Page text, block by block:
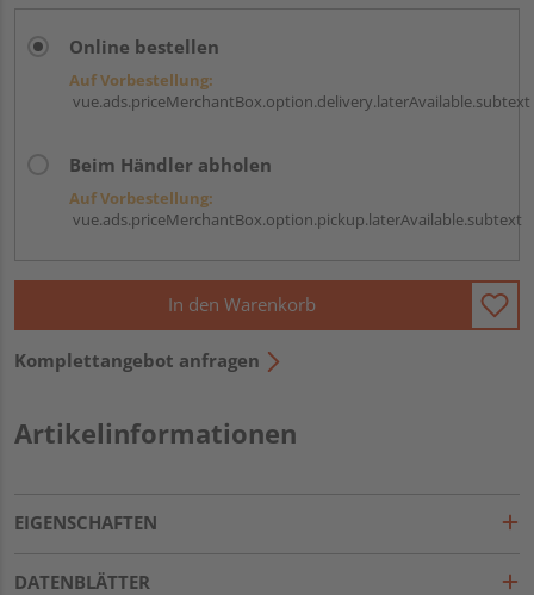
Online bestellen
Auf Vorbestellung:
vue.ads.priceMerchantBox.option.delivery.laterAvailable.subtext
Beim Händler abholen
Auf Vorbestellung:
vue.ads.priceMerchantBox.option.pickup.laterAvailable.subtext
In den Warenkorb
Komplettangebot anfragen
Artikelinformationen
EIGENSCHAFTEN
DATENBLÄTTER